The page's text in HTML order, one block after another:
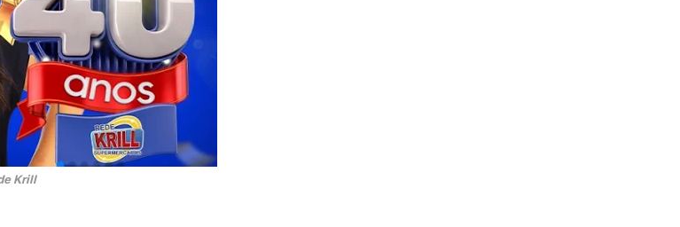
Krill